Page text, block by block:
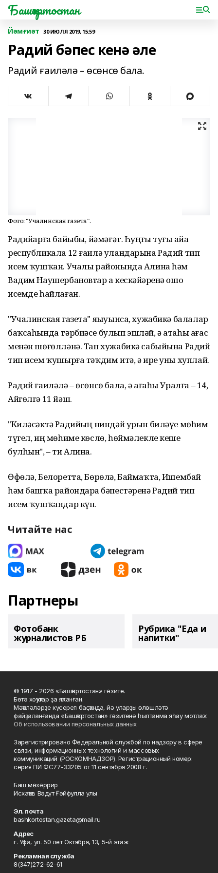
Башҡортостан
Йәмғиәт 30 ИЮЛЯ 2019, 15:59
Радий бәпес кенә әле
Радий ғаиләлә – өсөнсө бала.
Фото: "Учалинская газета".
Радийҙарға байыбыҙ, йәмәғәт. Һуңғы туғыҙ айҙа
республикала 12 ғаилә уландарына Радий тип
исем ҡушҡан. Учалы районында Алина һәм
Вадим Наушербановтар ҙа кескәйҙәренә ошо
исемде һайлаған.
"Учалинская газета" яҙыуынса, хужабикә балалар
баҡсаһында тәрбиәсе булып эшләй, ә атаһы ағас
менән шөғөлләнә. Тап хужабикә сабыйына Радий
тип исем ҡушырға тәҡдим итә, ә ире уны хуплай.
Радий ғаиләлә – өсөнсө бала, ә ағаһы Уралға – 14,
Айгөлгә 11 йәш.
"Киләсәктә Радийҙың ниндәй урын биләүе мөһим
түгел, иң мөһиме көслө, һөймәлекле кеше
булһын", – ти Алина.
Өфөлә, Белоретта, Бөрөлә, Баймаҡта, Ишембай
һәм башҡа райондарҙа бәпестәренә Радий тип
исем ҡушҡандар күп.
Читайте нас
Партнеры
Фотобанк
журналистов РБ
Рубрика "Еда и
напитки"
© 1917 - 2026 «Башҡортостан» гәзите.
Бөтә хоҡуҡтар ҙа яҡланған.
Мәҡәләләрҙе күсереп баҫҡанда, йә уларҙы өлөшләтә
файҙаланғанда «Башҡортостан» гәзитенә һылтанма яһау мотлаҡ.
Об использовании персональных данных
Зарегистрировано Федеральной службой по надзору в сфере
связи, информационных технологий и массовых
коммуникаций (РОСКОМНАДЗОР). Регистрационный номер:
серия ПИ ФС77-33205 от 11 сентября 2008 г.
Баш мөхәррир
Исхаҡов Вәдүт Ғәйфулла улы
Эл. почта
bashkortostan.gazeta@mail.ru
Адрес
г. Уфа, ул. 50 лет Октября, 13, 5-й этаж
Рекламная служба
8(347)272-62-61